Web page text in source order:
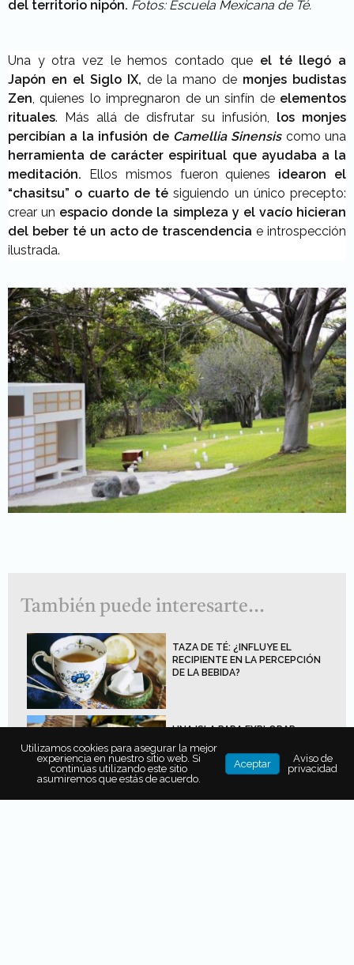
del territorio nipón. Fotos: Escuela Mexicana de Té.
Una y otra vez le hemos contado que el té llegó a
Japón en el Siglo IX, de la mano de monjes budistas
Zen , quienes lo impregnaron de un sinfín de elementos
rituales. Más allá de disfrutar su infusión, los monjes
percibían a la infusión de Camellia Sinensiscomo una
herramienta de carácter espiritual que ayudaba a la
meditación. Ellos mismos fueron quienes idearon el
“chasitsu” o cuarto de té siguiendo un único precepto:
crear un espacio donde la simpleza y el vacío hicieran
del beber té un acto de trascendencia e introspección
ilustrada.
También puede interesarte...
TAZA DE TÉ: ¿INFLUYE EL
RECIPIENTE EN LA PERCEPCIÓN
DE LA BEBIDA?
UNA ISLA PARA EXPLORAR,
APRENDER Y CUIDAR: ASÍ ES
VIAJAR A COZUMEL CON NIÑOS
Utilizamos cookies para asegurar la mejor
experiencia en nuestro sitio web. Si
continúas utilizando este sitio
asumiremos que estás de acuerdo.
Aceptar
Aviso de
privacidad